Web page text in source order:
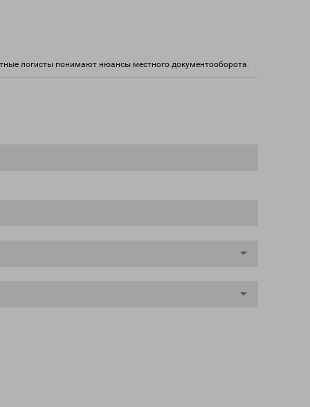
логисты понимают нюансы местного документооборота.